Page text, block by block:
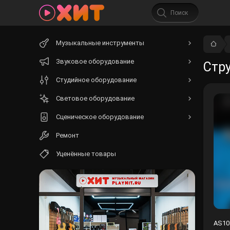
Музыкальные инструменты
Звуковое оборудование
Студийное оборудование
Световое оборудование
Сценическое оборудование
Ремонт
Уценённые товары